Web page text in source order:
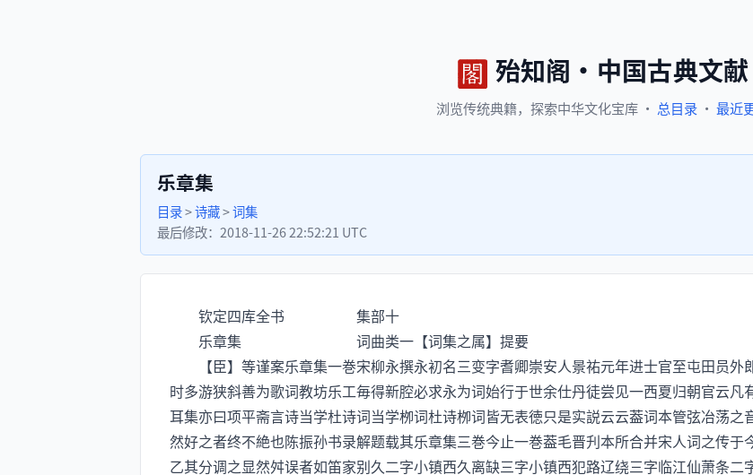
殆知阁 · 中国古典文献
浏览传统典籍， 探索中华文化宝库 · 总目录 · 最近
乐章集
目录>诗藏>词集
最后修改： 2018-11-26 22:52:21 UTC
钦定四库全书 集部十
乐章集 词曲类一【词集之属】提要
【臣】等谨案乐章集一巻宋柳永撰永初名三变字耆卿崇安人景祐元年进士官至屯田员外
时多游狭斜善为歌词教坊乐工毎得新腔必求永为词始行于世余仕丹徒尝见一西夏归朝官云
耳集亦曰项平斋言诗当学杜诗词当学栁词杜诗栁词皆无表徳只是实説云云葢词本管弦冶荡
然好之者终不絶也陈振孙书录解题载其乐章集三巻今止一巻葢毛晋刋本所合并宋人词之传
乙其分调之显然舛误者如笛家别久二字小镇西久离缺三字小镇西犯路辽绕三字临江仙萧条